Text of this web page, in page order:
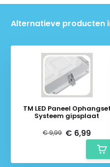
Alternatieve producten
TM LED Paneel Ophangset
Systeem gipsplaat
€ 9,99 € 6,99